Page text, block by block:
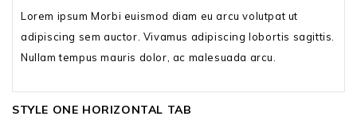
Lorem ipsum Morbi euismod diam eu arcu volutpat ut
adipiscing sem auctor. Vivamus adipiscing lobortis sagittis.
Nullam tempus mauris dolor, ac malesuada arcu.
STYLE ONE HORIZONTAL TAB